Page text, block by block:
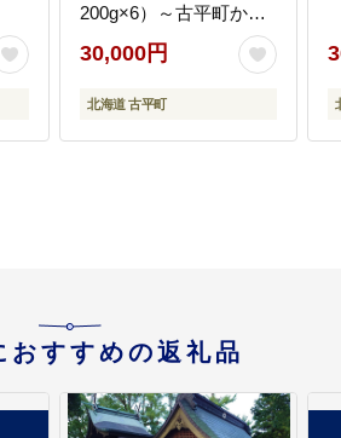
200g×6）～古平町から
30,000円
北海道 古平町
おすすめの返礼品